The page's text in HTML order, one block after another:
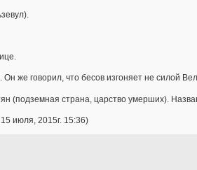
же говорил, что бесов изгоняет не силой
(подземная страна, царство умерших).
июля, 2015г. 15:36)